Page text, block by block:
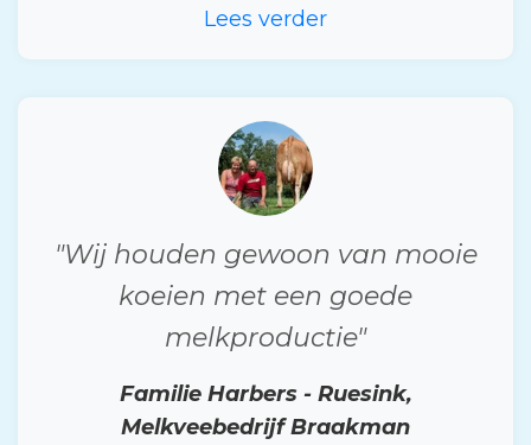
Lees verder
"Wij houden gewoon van mooie
koeien met een goede
melkproductie"
Familie Harbers - Ruesink,
Melkveebedrijf Braakman